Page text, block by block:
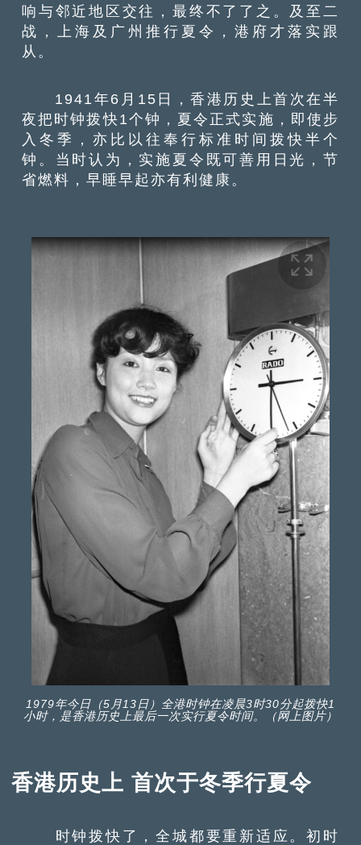
响与邻近地区交往，最终不了了之。及至二
战，上海及广州推行夏令，港府才落实跟
从。
1941年6月15日，香港历史上首次在半
夜把时钟拨快1个钟，夏令正式实施，即使步
入冬季，亦比以往奉行标准时间拨快半个
钟。当时认为，实施夏令既可善用日光，节
省燃料，早睡早起亦有利健康。
1979年今日（5月13日）全港时钟在凌晨3时30分起拨快1
小时，是香港历史上最后一次实行夏令时间。（网上图片）
香港历史上 首次于冬季行夏令
时钟拨快了，全城都要重新适应。初时